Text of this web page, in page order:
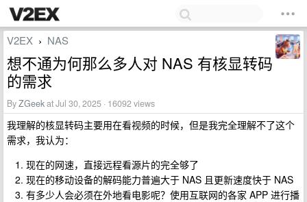
V2EX › NAS
想不通为何那么多人对 NAS 有核显转码
的需求
ByZGeekat Jul 30, 2025 · 16092 views
我理解的核显转码主要用在看视频的时候，但是我完全理解不了这个
需求，我认为：
现在的网速，直接远程看源片的完全够了
现在的移动设备的解码能力普遍大于 NAS 且更新速度快于 NAS
有多少人会必须在外地看电影呢？使用互联网的各家 APP 进行播